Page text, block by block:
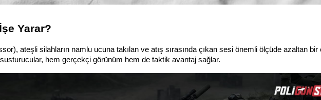
Yarar?
ateşli silahların namlu ucuna takılan ve atış sırasında çıkan sesi önemli ölçüde azaltan bir
hem gerçekçi görünüm hem de taktik avantaj sağlar.